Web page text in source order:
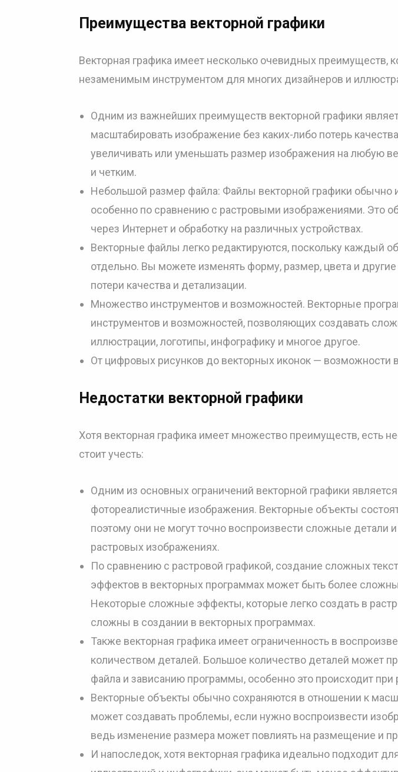
Преимущества векторной графики
Векторная графика имеет несколько очевидных преимуществ,
незаменимым инструментом для многих дизайнеров и
Одним из важнейших преимуществ векторной графики
масштабировать изображение без каких-либо потерь
увеличивать или уменьшать размер изображения на любую
и четким.
Небольшой размер файла: Файлы векторной графики обычно
особенно по сравнению с растровыми изображениями. Это
через Интернет и обработку на различных устройствах.
Векторные файлы легко редактируются, поскольку каждый
отдельно. Вы можете изменять форму, размер, цвета и
потери качества и детализации.
Множество инструментов и возможностей. Векторные
инструментов и возможностей, позволяющих создавать
иллюстрации, логотипы, инфографику и многое другое.
От цифровых рисунков до векторных иконок — возможности
Недостатки векторной графики
Хотя векторная графика имеет множество преимуществ, есть
стоит учесть:
Одним из основных ограничений векторной графики
фотореалистичные изображения. Векторные объекты
поэтому они не могут точно воспроизвести сложные детали и
растровых изображениях.
По сравнению с растровой графикой, создание сложных
эффектов в векторных программах может быть более
Некоторые сложные эффекты, которые легко создать в
сложны в создании в векторных программах.
Также векторная графика имеет ограниченность в
количеством деталей. Большое количество деталей может
файла и зависанию программы, особенно это происходит
Векторные объекты обычно сохраняются в отношении к
может создавать проблемы, если нужно воспроизвести
ведь изменение размера может повлиять на размещение и
И напоследок, хотя векторная графика идеально подходит